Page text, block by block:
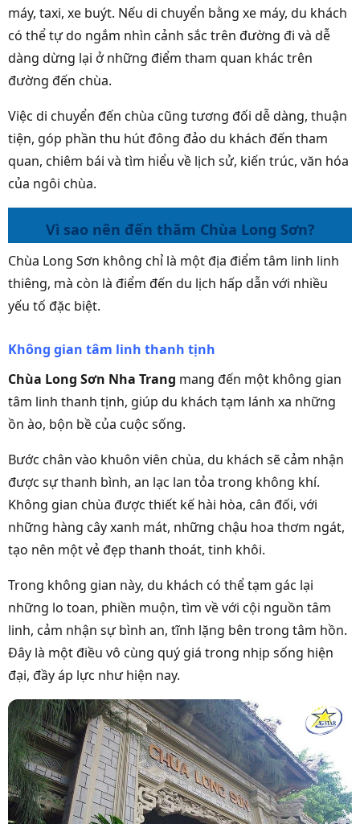
máy, taxi, xe buýt. Nếu di chuyển bằng xe máy, du khách
có thể tự do ngắm nhìn cảnh sắc trên đường đi và dễ
dàng dừng lại ở những điểm tham quan khác trên
đường đến chùa.
Việc di chuyển đến chùa cũng tương đối dễ dàng, thuận
tiện, góp phần thu hút đông đảo du khách đến tham
quan, chiêm bái và tìm hiểu về lịch sử, kiến trúc, văn hóa
của ngôi chùa.
Vì sao nên đến thăm Chùa Long Sơn?
Chùa Long Sơn không chỉ là một địa điểm tâm linh linh
thiêng, mà còn là điểm đến du lịch hấp dẫn với nhiều
yếu tố đặc biệt.
Không gian tâm linh thanh tịnh
Chùa Long Sơn Nha Trang mang đến một không gian
tâm linh thanh tịnh, giúp du khách tạm lánh xa những
ồn ào, bộn bề của cuộc sống.
Bước chân vào khuôn viên chùa, du khách sẽ cảm nhận
được sự thanh bình, an lạc lan tỏa trong không khí.
Không gian chùa được thiết kế hài hòa, cân đối, với
những hàng cây xanh mát, những chậu hoa thơm ngát,
tạo nên một vẻ đẹp thanh thoát, tinh khôi.
Trong không gian này, du khách có thể tạm gác lại
những lo toan, phiền muộn, tìm về với cội nguồn tâm
linh, cảm nhận sự bình an, tĩnh lặng bên trong tâm hồn.
Đây là một điều vô cùng quý giá trong nhịp sống hiện
đại, đầy áp lực như hiện nay.